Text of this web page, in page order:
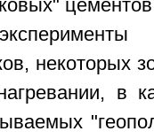
некоторых
в